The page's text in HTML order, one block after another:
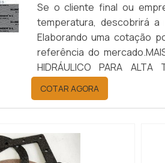
Se o cliente final ou
temperatura, descobrirá
Elaborando uma cotação
referência do mercado.MAIS
HIDRÁULICO PARA
hidráulico para alta
empresa com alto know-how
COTAR AGORA